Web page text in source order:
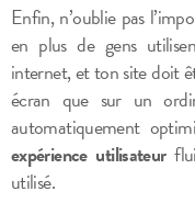
Enfin, n’oublie pas
en plus de gens
internet, et ton site doit
écran que sur un
automatiquement
expérience utilisateur
utilisé.